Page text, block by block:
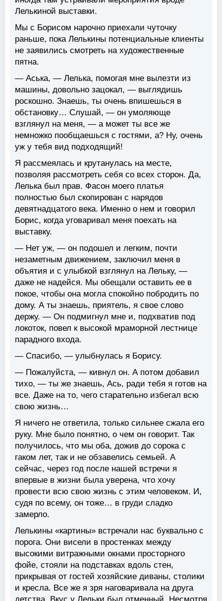
Лелькиной выставки.
Мы с Борисом нарочно приехали чуточку
раньше, пока Лелькины потенциальные клиенты
не заявились смотреть на художественные
пятна.
— Аська, — Лелька, помогая мне вылезти из
машины, довольно зацокал, — выглядишь
роскошно. Знаешь, ты очень впишешься в
обстановку… Слушай, — он умоляюще
взглянул на меня, — а может ты все же
немножко пообщаешься с гостями, а? Ну, очень
уж у тебя вид подходящий!
Я рассмеялась и крутанулась на месте,
позволяя рассмотреть себя со всех сторон. Да,
Лелька был прав. Фасон моего платья
полностью был скопирован с нарядов
девятнадцатого века. Именно о нем и говорил
Борис, когда уговаривал меня поехать на
выставку.
— Нет уж, — он подошел и легким, почти
незаметным движением, заключил меня в
объятия и с улыбкой взглянул на Лельку, —
даже не надейся. Мы обещали оставить ее в
покое, чтобы она могла спокойно побродить по
дому. А ты знаешь, приятель, я свое слово
держу. — Он подмигнул мне и, подхватив под
локоток, повел к высокой мраморной лестнице
парадного входа.
— Спасибо, — улыбнулась я Борису.
— Пожалуйста, — кивнул он. А потом добавил
тихо, — ты же знаешь, Ась, ради тебя я готов на
все. Даже на то, чего старательно избегал всю
свою жизнь…
Я ничего не ответила, только сильнее сжала его
руку. Мне было понятно, о чем он говорит. Так
получилось, что мы оба, дожив до сорока с
гаком лет, так и не обзавелись семьей. А
сейчас, через год после нашей встречи я
впервые в жизни была уверена, что хочу
провести всю свою жизнь с этим человеком. И,
судя по всему, он тоже… в груди сладко
замерло.
Лелькины «картины» встречали нас буквально с
порога. Они висели в простенках между
высокими витражными окнами просторного
фойе, стояли на подставках вдоль стен,
прикрывая от гостей хозяйские диваны, столики
и кресла. Все же я зря наговаривала на друга